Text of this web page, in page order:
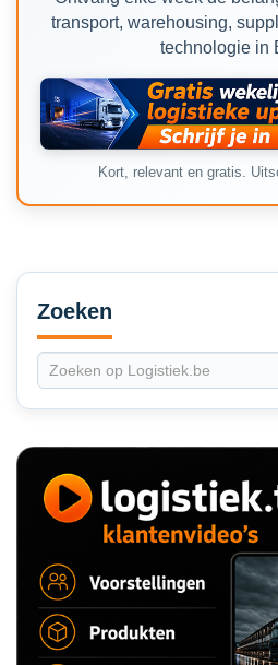
transport, warehousing,
technologie in
Kort, relevant en gratis.
Secondary
Sidebar
Zoeken